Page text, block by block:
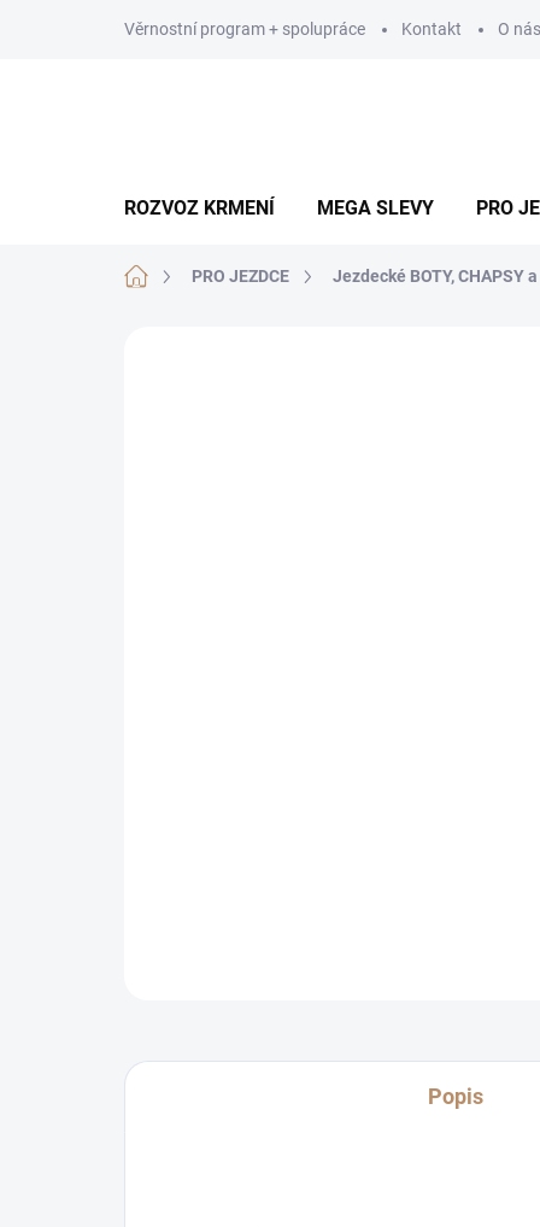
Věrnostní program + spolupráce Kontakt O nás
ROZVOZ KRMENÍ MEGA SLEVY PRO
Domů PRO JEZDCE Jezdecké BOTY, CHAPSY
Popis